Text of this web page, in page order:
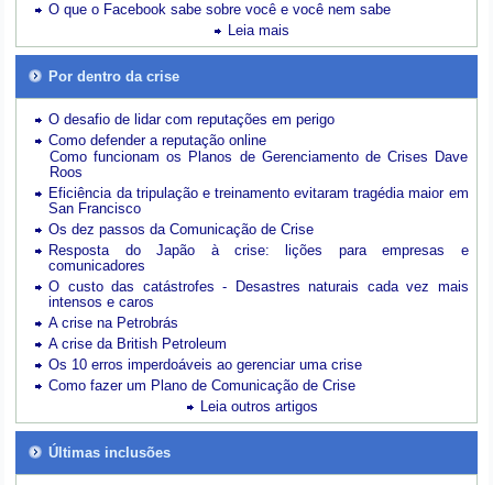
O que o Facebook sabe sobre você e você nem sabe
Leia mais
Por dentro da crise
O desafio de lidar com reputações em perigo
Como defender a reputação online
Como funcionam os Planos de Gerenciamento de Crises Dave
Roos
Eficiência da tripulação e treinamento evitaram tragédia maior em
San Francisco
Os dez passos da Comunicação de Crise
Resposta do Japão à crise: lições para empresas e
comunicadores
O custo das catástrofes -
Desastres naturais cada vez mais
intensos e caros
A crise na Petrobrás
A crise da British Petroleum
Os 10 erros imperdoáveis ao gerenciar uma crise
Como fazer um Plano de Comunicação de Crise
Leia outros artigos
Últimas inclusões